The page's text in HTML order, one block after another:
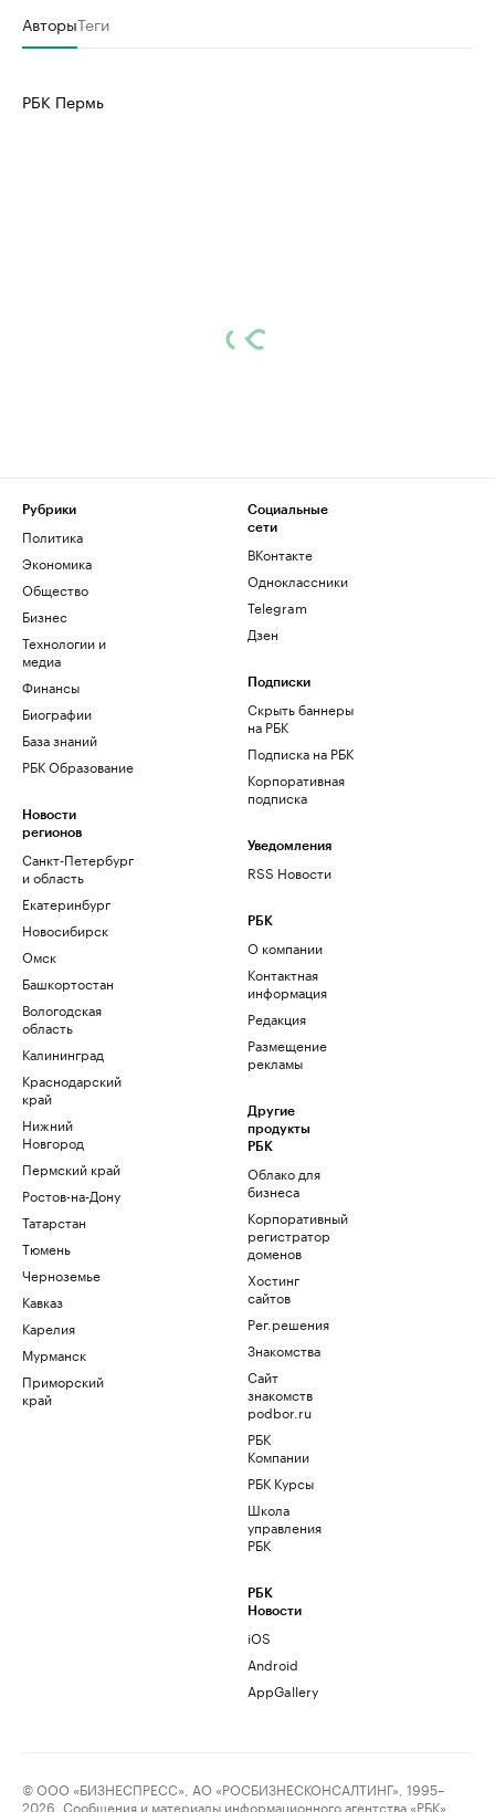
АвторыТеги
РБК Пермь
Рубрики
Политика
Экономика
Общество
Бизнес
Технологии и
медиа
Финансы
Биографии
База знаний
РБК Образование
Новости
регионов
Санкт-Петербург
и область
Екатеринбург
Новосибирск
Омск
Башкортостан
Вологодская
область
Калининград
Краснодарский
край
Нижний
Новгород
Пермский край
Ростов-на-Дону
Татарстан
Тюмень
Черноземье
Кавказ
Карелия
Мурманск
Приморский
край
Социальные
сети
ВКонтакте
Одноклассники
Telegram
Дзен
Подписки
Скрыть баннеры
на РБК
Подписка на РБК
Корпоративная
подписка
Уведомления
RSS Новости
РБК
О компании
Контактная
информация
Редакция
Размещение
рекламы
Другие
продукты
РБК
Облако для
бизнеса
Корпоративный
регистратор
доменов
Хостинг
сайтов
Рег.решения
Знакомства
Сайт
знакомств
podbor.ru
РБК
Компании
РБК Курсы
Школа
управления
РБК
РБК
Новости
iOS
Android
AppGallery
© ООО «БИЗНЕСПРЕСС», АО «РОСБИЗНЕСКОНСАЛТИНГ», 1995–
2026. Сообщения и материалы информационного агентства «РБК»